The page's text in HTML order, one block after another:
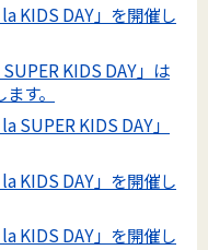
KIDS DAY」を開催し
KIDS DAY」は
す。
SUPER KIDS DAY」
KIDS DAY」を開催し
KIDS DAY」を開催し